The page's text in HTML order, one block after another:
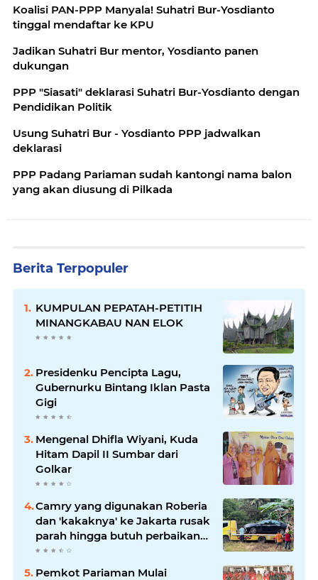
Koalisi PAN-PPP Manyala! Suhatri Bur-Yosdianto
tinggal mendaftar ke KPU
Jadikan Suhatri Bur mentor, Yosdianto panen
dukungan
PPP "Siasati" deklarasi Suhatri Bur-Yosdianto dengan
Pendidikan Politik
Usung Suhatri Bur - Yosdianto PPP jadwalkan
deklarasi
PPP Padang Pariaman sudah kantongi nama balon
yang akan diusung di Pilkada
Berita Terpopuler
KUMPULAN PEPATAH-PETITIH
MINANGKABAU NAN ELOK
Presidenku Pencipta Lagu,
Gubernurku Bintang Iklan Pasta
Gigi
Mengenal Dhifla Wiyani, Kuda
Hitam Dapil II Sumbar dari
Golkar
Camry yang digunakan Roberia
dan 'kakaknya' ke Jakarta rusak
parah hingga butuh perbaikan
200 juta
Pemkot Pariaman Mulai